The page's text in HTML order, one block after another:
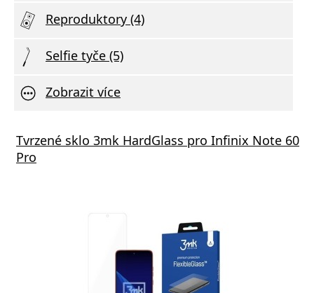
Reproduktory (4)
Selfie tyče (5)
Zobrazit více
Tvrzené sklo 3mk HardGlass pro Infinix Note 60
Pro